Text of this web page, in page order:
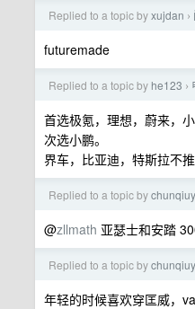
Replied to a topic byxujdan ›
futuremade
Replied to a topic by he123 ›
首选极氪，理想，蔚来，小
次选小鹏。
界车，比亚迪，特斯拉不推
Replied to a topic by
@zllmath 亚瑟士和安踏
Replied to a topic by
年轻的时候喜欢穿匡威，